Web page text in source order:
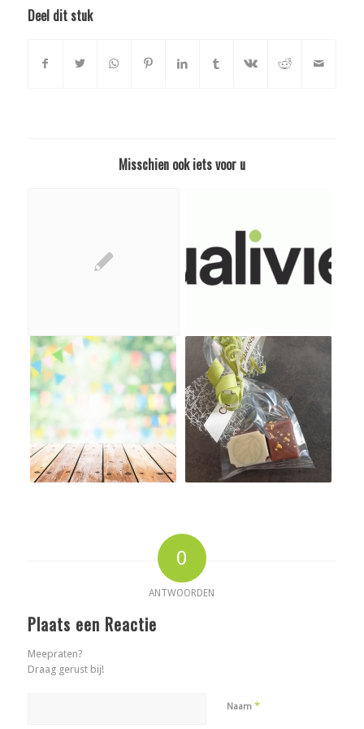
Deel dit stuk
Misschien ook iets voor u
0
ANTWOORDEN
Plaats een Reactie
Meepraten?
Draag gerust bij!
Naam *